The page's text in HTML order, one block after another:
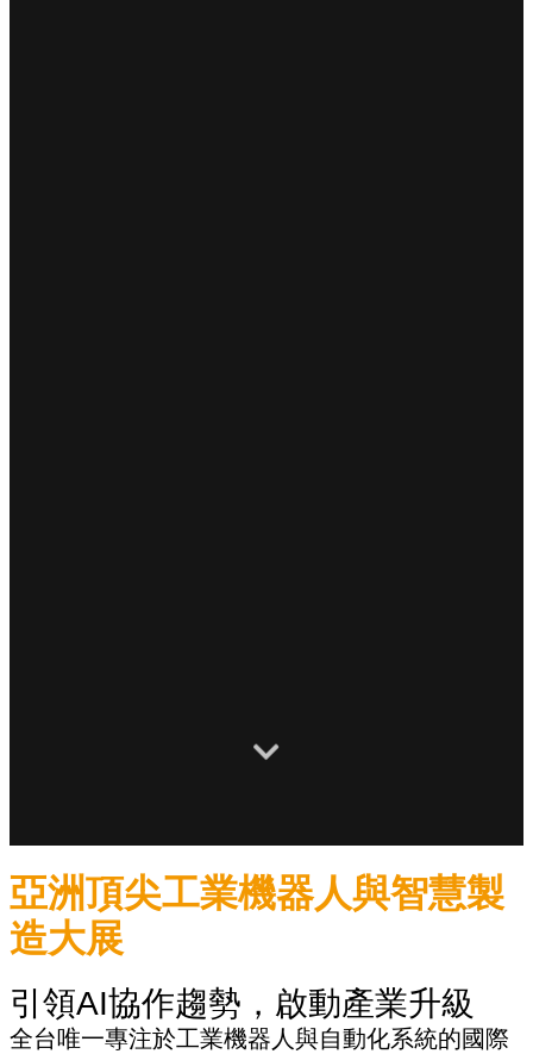
亞洲頂尖工業機器人與智慧製
造大展
引領AI協作趨勢，啟動產業升級
全台唯一專注於工業機器人與自動化系統的國際